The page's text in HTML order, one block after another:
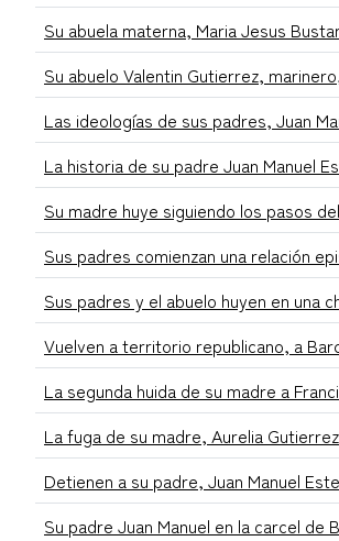
Su abuela materna, Maria Jesus
Su abuelo Valentin Gutierrez,
Las ideologías de sus padres, Juan
La historia de su padre Juan Manuel
Su madre huye siguiendo los pasos
Sus padres comienzan una relación
Sus padres y el abuelo huyen en una
Vuelven a territorio republicano, a
La segunda huida de su madre a
La fuga de su madre, Aurelia
Detienen a su padre, Juan Manuel
Su padre Juan Manuel en la carcel de